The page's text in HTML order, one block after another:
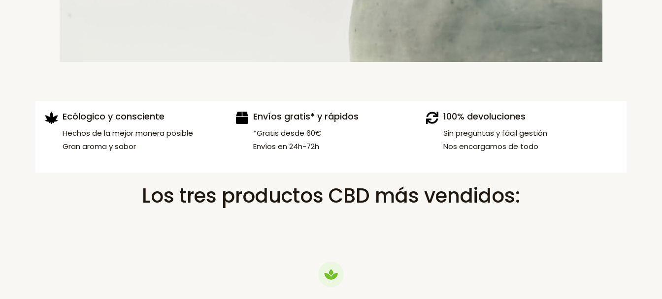
Ecólogico y consciente
Hechos de la mejor manera posible
Gran aroma y sabor
Envíos gratis* y rápidos
*Gratis desde 60€
Envíos en 24h-72h
100% devoluciones
Sin preguntas y fácil gestión
Nos encargamos de todo
Los tres productos CBD más vendidos: